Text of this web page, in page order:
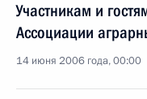
Участникам и
Ассоциации
14 июня 2006 года, 00:00